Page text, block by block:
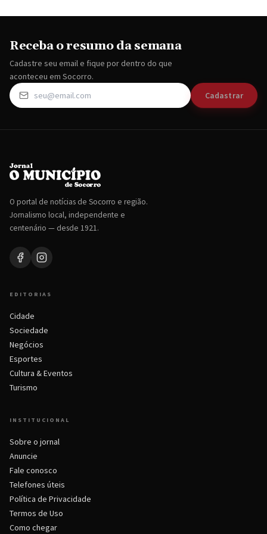
Receba o resumo da semana
Cadastre seu email e fique por dentro do que
aconteceu em Socorro.
Cadastrar
O portal de notícias de Socorro e região.
Jornalismo local, independente e
centenário — desde 1921.
EDITORIAS
Cidade
Sociedade
Negócios
Esportes
Cultura & Eventos
Turismo
INSTITUCIONAL
Sobre o jornal
Anuncie
Fale conosco
Telefones úteis
Política de Privacidade
Termos de Uso
Como chegar